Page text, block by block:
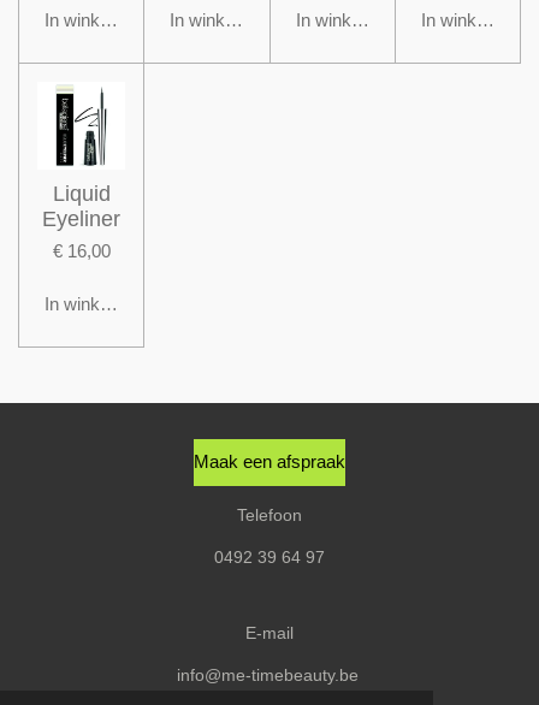
In winkelwagen In winkelwagen In winkelwagen In
Liquid
Eyeliner
€ 16,00
In winkelwagen
Maak een afspraak
Telefoon
0492 39 64 97
E-mail
info@me-timebeauty.be